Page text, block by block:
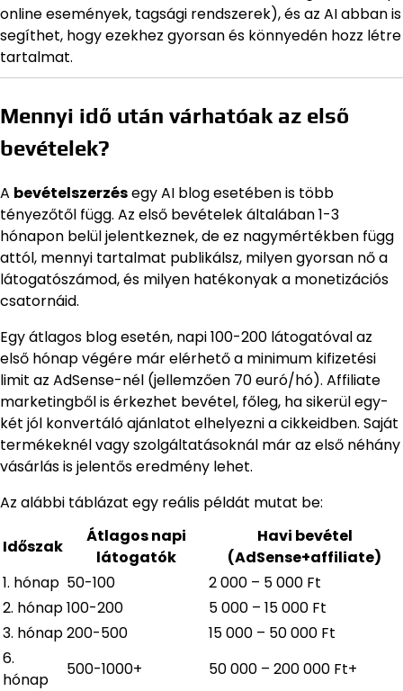
online események, tagsági rendszerek), és az AI abban is
segíthet, hogy ezekhez gyorsan és könnyedén hozz létre
tartalmat.
Mennyi idő után várhatóak az első
bevételek?
A bevételszerzésegy AI blog esetében is több
tényezőtől függ. Az első bevételek általában 1-3
hónapon belül jelentkeznek, de ez nagymértékben függ
attól, mennyi tartalmat publikálsz, milyen gyorsan nő a
látogatószámod, és milyen hatékonyak a monetizációs
csatornáid.
Egy átlagos blog esetén, napi 100-200 látogatóval az
első hónap végére már elérhető a minimum kifizetési
limit az AdSense-nél (jellemzően 70 euró/hó). Affiliate
marketingből is érkezhet bevétel, főleg, ha sikerül egy-
két jól konvertáló ajánlatot elhelyezni a cikkeidben. Saját
termékeknél vagy szolgáltatásoknál már az első néhány
vásárlás is jelentős eredmény lehet.
Az alábbi táblázat egy reális példát mutat be:
Időszak
Átlagos napi
látogatók
Havi bevétel
(AdSense+affiliate)
1. hónap 50-100
2 000 – 5 000 Ft
2. hónap100-200
5 000 – 15 000 Ft
3. hónap200-500
15 000 – 50 000 Ft
6.
hónap
500-1000+ 50 000 – 200 000 Ft+